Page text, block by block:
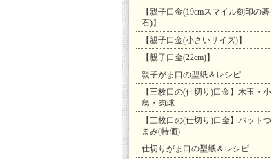
【親子口金(19cmスマイル刻印の碁
石)】
【親子口金(小さいサイズ)】
【親子口金(22cm)】
親子がま口の型紙＆レシピ
【三枚口の(仕切り)口金】木玉・小
鳥・肉球
【三枚口の(仕切り)口金】バットつ
まみ(特価)
仕切りがま口の型紙＆レシピ